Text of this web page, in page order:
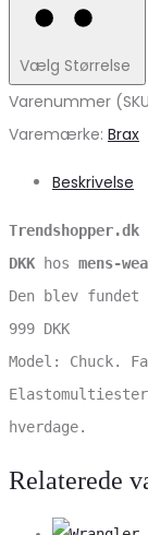
999 kr..
Vælg Størrelse
Varenummer
Varemærke: Brax
Beskrivelse
Trendshopper.dk
DKK hos mens-
Den blev
999 DKK
Model: Chuck.
hverdage.
Relaterede